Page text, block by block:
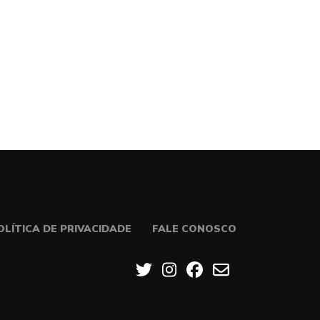
DE PRIVACIDADE FALE CONOSCO